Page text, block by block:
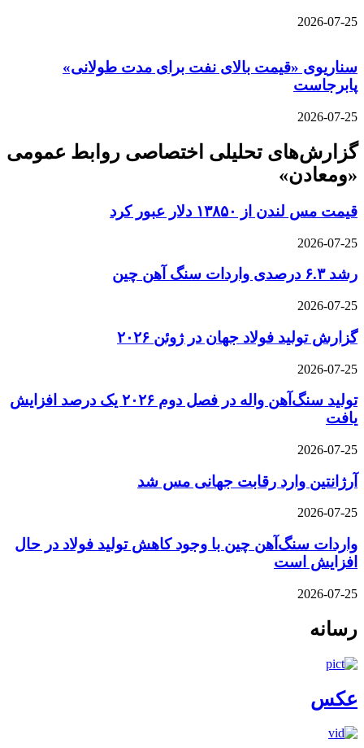
2026-07-25
سناریوی «قیمت بالای نفت برای مدت طولانی»
پابرجاست
2026-07-25
گزارش‌های تحلیلی اختصاصی روابط عمومی
«ومعادن»
قیمت مس لندن از ۱۳۸۵۰ دلار عبور کرد
2026-07-25
رشد ۶.۳ درصدی واردات سنگ آهن چین
2026-07-25
گزارش تولید فولاد جهان در ژوئن ۲۰۲۶
2026-07-25
تولید سنگ‌آهن واله در فصل دوم ۲۰۲۶ یک درصد افزایش
یافت
2026-07-25
آرژانتین وارد رقابت جهانی مس شد
2026-07-25
واردات سنگ‌آهن چین با وجود کاهش تولید فولاد در حال
افزایش است
2026-07-25
رسانه
عکس